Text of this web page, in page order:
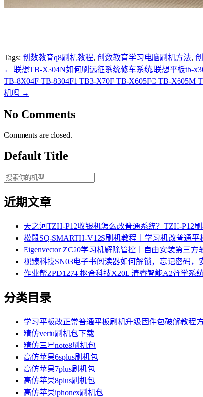
Tags: 创数教育q8刷机教程, 创数教育学习电脑刷机方法,
← 联想TB-X304N如何刷远征系统修车系统,联想平板tb-
TB-8X04F TB-8304F1 TB3-X70F TB-X605FC TB-
机吗 →
No Comments
Comments are closed.
Default Title
近期文章
天之河TZH-P12收银机怎么改普通系统？TZH-P12
松鼠SQ-SMARTH-V12S刷机教程｜学习机改普通平
Eigenvector ZC20学习机解除管控｜自由安装第三方
视臻科技SN03电子书阅读器如何解锁，忘记密码，
作业帮ZPD1274 枢合科技X20L 清睿智能A2督学系
分类目录
学习平板改正常普通平板刷机升级固件包破解教程
精仿vertu刷机包下载
精仿三星note8刷机包
高仿苹果6splus刷机包
高仿苹果7plus刷机包
高仿苹果8plus刷机包
高仿苹果iphonex刷机包